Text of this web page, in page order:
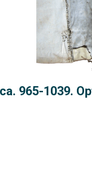
965-1039.